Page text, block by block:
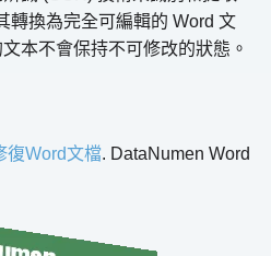
轉換為完全可編輯的 Word 文
本不會保持不可修改的狀態。
復Word文檔. DataNumen Word